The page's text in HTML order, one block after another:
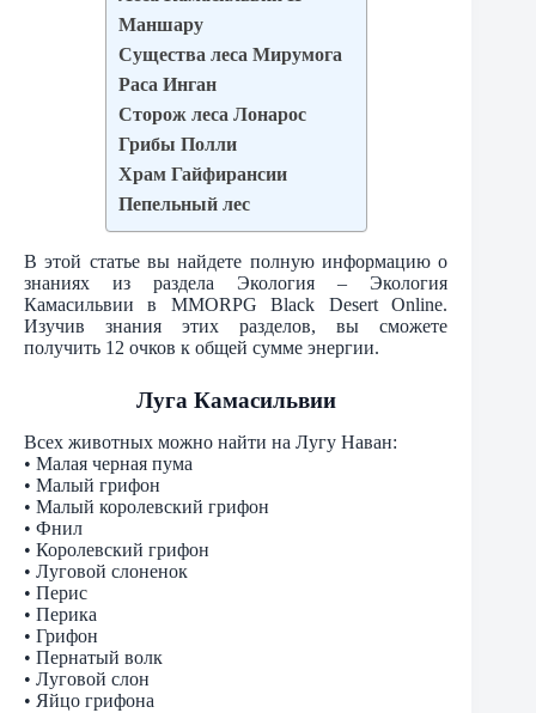
Маншару
Существа леса Мирумога
Раса Инган
Сторож леса Лонарос
Грибы Полли
Храм Гайфирансии
Пепельный лес
В этой статье вы найдете полную информацию о
знаниях из раздела Экология – Экология
Камасильвии в MMORPG Black Desert Online.
Изучив знания этих разделов, вы сможете
получить 12 очков к общей сумме энергии.
Луга Камасильвии
Всех животных можно найти на Лугу Наван:
• Малая черная пума
• Малый грифон
• Малый королевский грифон
• Фнил
• Королевский грифон
• Луговой слоненок
• Перис
• Перика
• Грифон
• Пернатый волк
• Луговой слон
• Яйцо грифона